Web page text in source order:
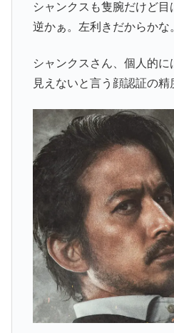
シャンクスも隻腕だけど
逆かぁ。左利きだからかな
シャンクスさん、個人的
見えないと言う顔認証の精